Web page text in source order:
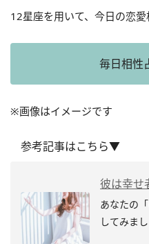
12星座を用いて、今日の恋愛
毎日相性
※画像はイメージです
参考記事はこちら▼
彼は幸
あなたの
してみまし